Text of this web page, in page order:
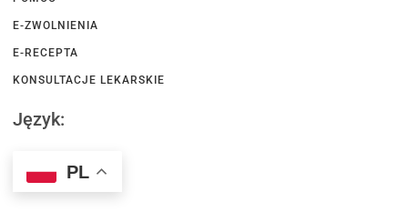
E-ZWOLNIENIA
E-RECEPTA
KONSULTACJE LEKARSKIE
Język:
PL